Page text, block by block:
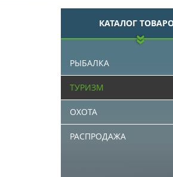
КАТАЛОГ
РЫБАЛКА
ТУРИЗМ
ОХОТА
РАСПРОДАЖА